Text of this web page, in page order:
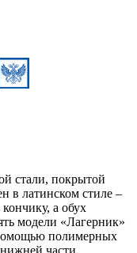
стали, покрытой
в латинском стиле –
а обух
модели «Лагерник»
полимерных